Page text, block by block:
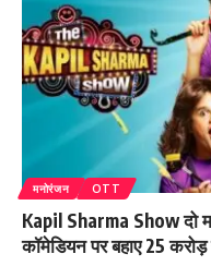
मनोरंजन OTT
Kapil Sharma Show दो
कॉमेडियन पर बहाए 25